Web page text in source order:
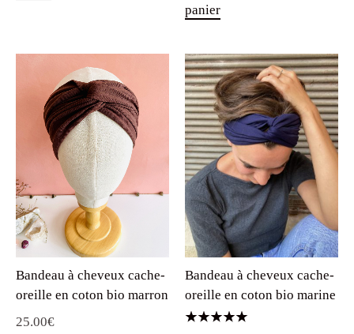
panier
Bandeau à cheveux cache-
oreille en coton bio marron
25.00€
Bandeau à cheveux cache-
oreille en coton bio marine